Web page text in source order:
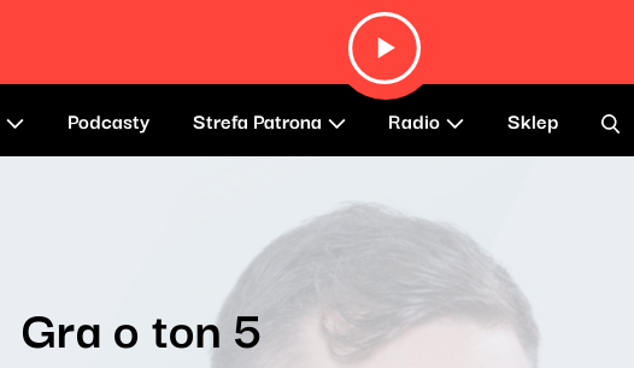
Podcasty Strefa Patrona Radio Sklep
Gra o ton 5